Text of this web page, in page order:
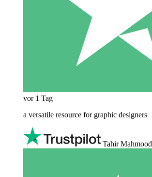
vor 1 Tag
a versatile resource for graphic designers
Tahir Mahmood